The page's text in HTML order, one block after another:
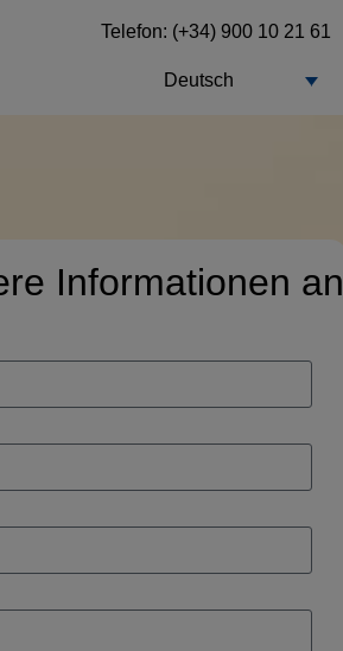
Telefon: (+34) 900 10 21 61
Deutsch
Informationen an